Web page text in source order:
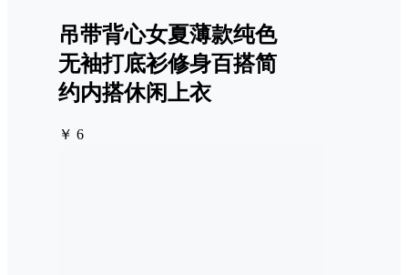
吊带背心女夏薄款纯色
无袖打底衫修身百搭简
约内搭休闲上衣
￥ 6